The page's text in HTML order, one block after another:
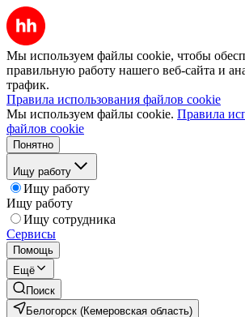
Мы используем файлы cookie, чтобы
правильную работу нашего веб-сайта и
трафик.
Правила использования файлов cookie
Мы используем файлы cookie. Правила
файлов cookie
Понятно
Ищу работу
Ищу работу
Ищу работу
Ищу сотрудника
Сервисы
Помощь
Ещё
Поиск
Белогорск (Кемеровская область)